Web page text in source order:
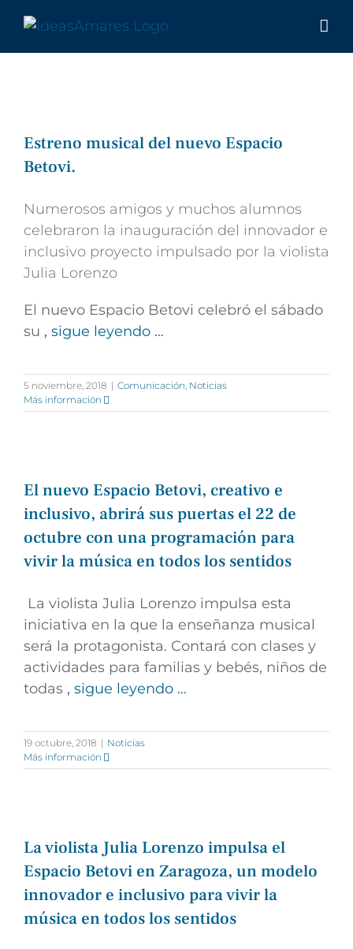
contenido
Estreno musical del nuevo Espacio
Betovi.
Numerosos amigos y muchos alumnos
celebraron la inauguración del innovador e
inclusivo proyecto impulsado por la violista
Julia Lorenzo
El nuevo Espacio Betovi celebró el sábado
su , sigue leyendo …
5 noviembre, 2018 | Comunicación, Noticias
Más información
El nuevo Espacio Betovi, creativo e
inclusivo, abrirá sus puertas el 22 de
octubre con una programación para
vivir la música en todos los sentidos
La violista Julia Lorenzo impulsa esta
iniciativa en la que la enseñanza musical
será la protagonista. Contará con clases y
actividades para familias y bebés, niños de
todas , sigue leyendo …
19 octubre, 2018 | Noticias
Más información
La violista Julia Lorenzo impulsa el
Espacio Betovi en Zaragoza, un modelo
innovador e inclusivo para vivir la
música en todos los sentidos